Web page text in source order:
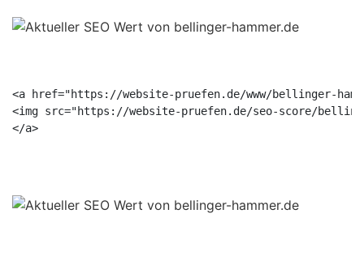
<a href="https://website-pruefen.de/www/bellinger-
<img src="https://website-pruefen.de/seo-score/